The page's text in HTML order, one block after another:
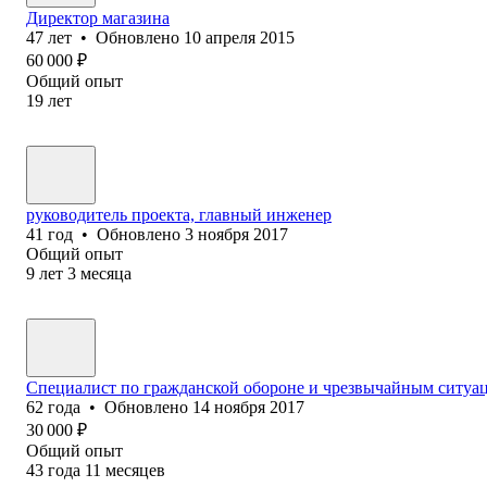
Директор магазина
47 лет • Обновлено 10 апреля 2015
60 000 ₽
Общий опыт
19 лет
руководитель проекта, главный инженер
41 год • Обновлено 3 ноября 2017
Общий опыт
9 лет 3 месяца
Специалист по гражданской обороне и чрезвычайным
62 года • Обновлено 14 ноября 2017
30 000 ₽
Общий опыт
43 года 11 месяцев